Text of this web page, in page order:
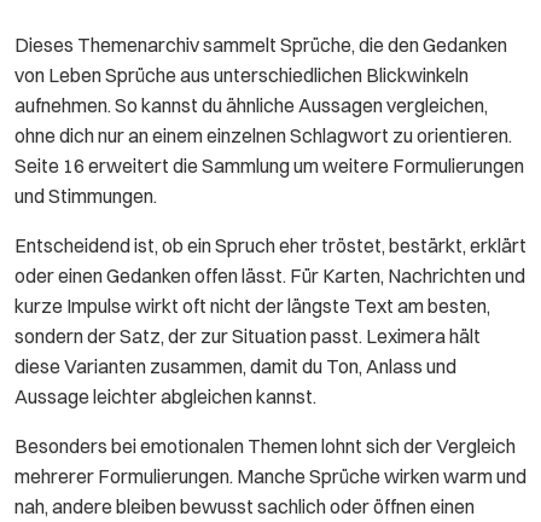
Dieses Themenarchiv sammelt Sprüche, die den Gedanken
von Leben Sprüche aus unterschiedlichen Blickwinkeln
aufnehmen. So kannst du ähnliche Aussagen vergleichen,
ohne dich nur an einem einzelnen Schlagwort zu orientieren.
Seite 16 erweitert die Sammlung um weitere Formulierungen
und Stimmungen.
Entscheidend ist, ob ein Spruch eher tröstet, bestärkt, erklärt
oder einen Gedanken offen lässt. Für Karten, Nachrichten und
kurze Impulse wirkt oft nicht der längste Text am besten,
sondern der Satz, der zur Situation passt. Leximera hält
diese Varianten zusammen, damit du Ton, Anlass und
Aussage leichter abgleichen kannst.
Besonders bei emotionalen Themen lohnt sich der Vergleich
mehrerer Formulierungen. Manche Sprüche wirken warm und
nah, andere bleiben bewusst sachlich oder öffnen einen